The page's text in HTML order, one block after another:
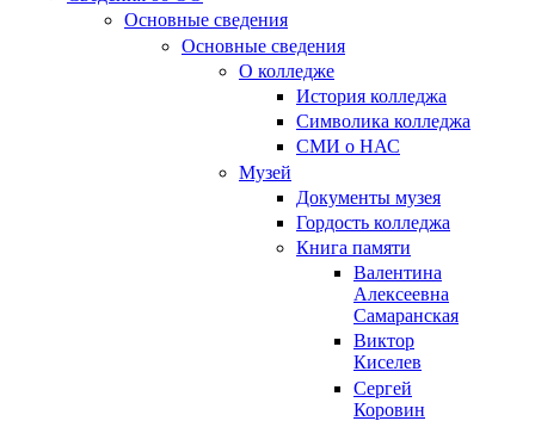
Основные сведения
Основные сведения
О колледже
История колледжа
Символика колледжа
СМИ о НАС
Музей
Документы музея
Гордость колледжа
Книга памяти
Валентина
Алексеевна
Самаранская
Виктор
Киселев
Сергей
Коровин